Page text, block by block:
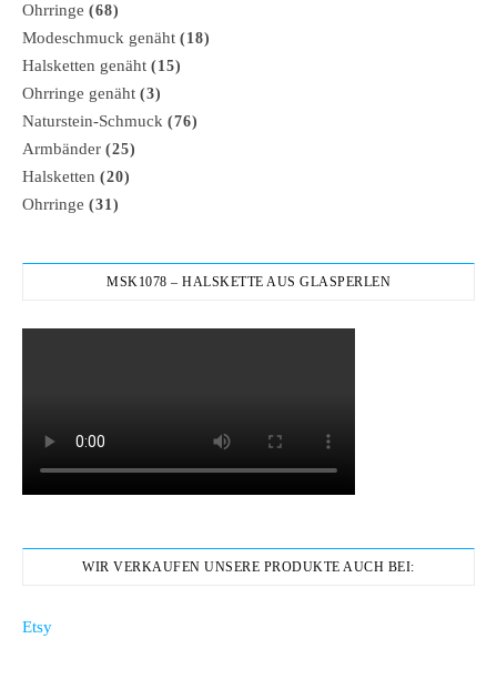
Ohrringe (68)
Modeschmuck genäht (18)
Halsketten genäht (15)
Ohrringe genäht (3)
Naturstein-Schmuck (76)
Armbänder (25)
Halsketten (20)
Ohrringe (31)
MSK1078 – HALSKETTE AUS GLASPERLEN
WIR VERKAUFEN UNSERE PRODUKTE AUCH BEI:
Etsy